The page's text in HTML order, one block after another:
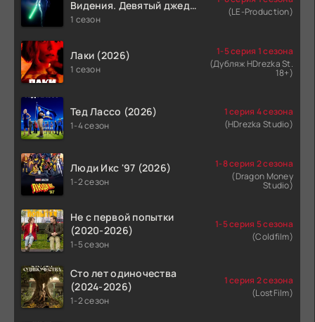
Видения. Девятый джедай
(2026)
1 сезон
(LE-Production)
Лаки (2026)
1 сезон
1-5 серия 1 сезона
(Дубляж HDrezka St.
18+)
Тед Лассо (2026)
1-4 сезон
1 серия 4 сезона
(HDrezka Studio)
Люди Икс '97 (2026)
1-2 сезон
1-8 серия 2 сезона
(Dragon Money
Studio)
Не с первой попытки
(2020-2026)
1-5 сезон
1-5 серия 5 сезона
(Coldfilm)
Сто лет одиночества
(2024-2026)
1-2 сезон
1 серия 2 сезона
(LostFilm)